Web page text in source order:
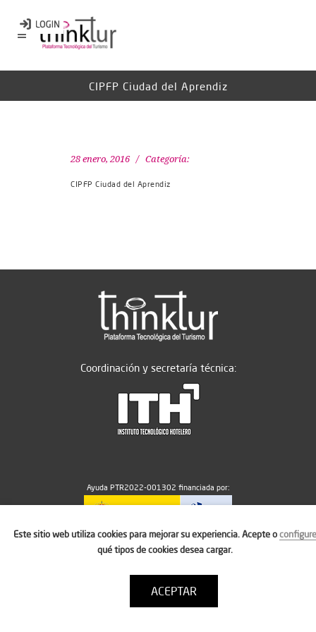
CIPFP Ciudad del Aprendiz
28 enero, 2016 Categoría:
CIPFP Ciudad del Aprendiz
Coordinación y secretaría técnica:
Ayuda PTR2022-001302 financiada por:
MICIU/AEI/10.13039/501100011033
Política de cookies
Condiciones de uso
Este sitio web utiliza cookies para mejorar su experiencia. Acepte oconfigure
qué tipos de cookies desea cargar.
ACEPTAR